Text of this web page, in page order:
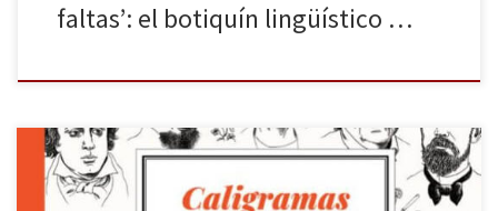
faltas’: el botiquín lingüístico …